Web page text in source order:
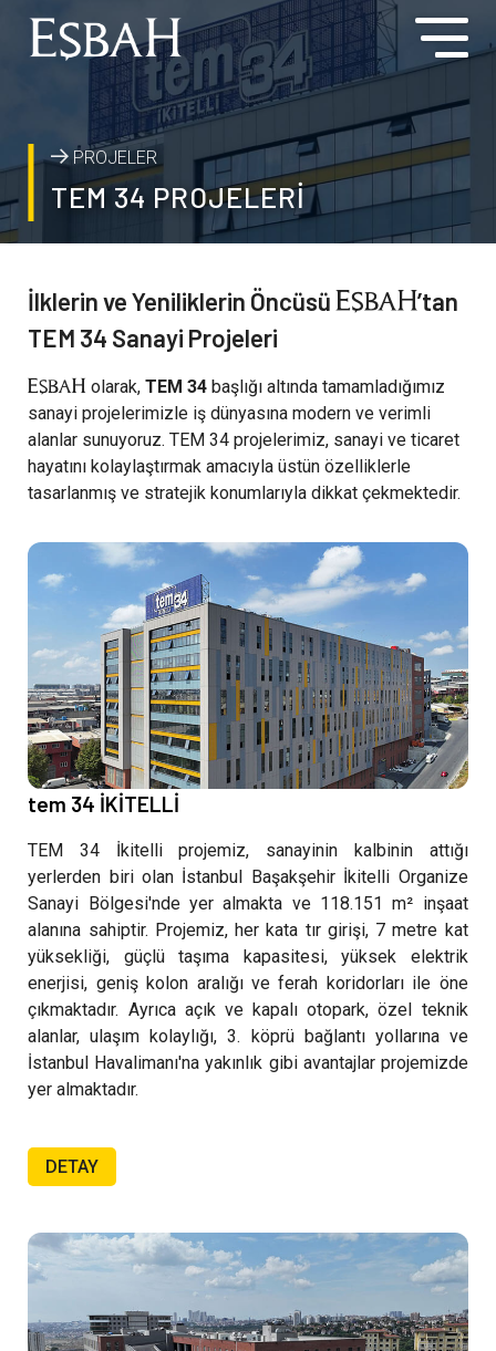
PROJELER
TEM 34 PROJELERİ
İlklerin ve Yeniliklerin Öncüsü
’tan
TEM 34 Sanayi Projeleri
olarak,TEM 34 başlığı altında tamamladığımız
sanayi projelerimizle iş dünyasına modern ve verimli
alanlar sunuyoruz. TEM 34 projelerimiz, sanayi ve ticaret
hayatını kolaylaştırmak amacıyla üstün özelliklerle
tasarlanmış ve stratejik konumlarıyla dikkat çekmektedir.
tem 34 İKİTELLİ
TEM 34 İkitelli projemiz, sanayinin kalbinin attığı
yerlerden biri olan İstanbul Başakşehir İkitelli Organize
Sanayi Bölgesi'nde yer almakta ve 118.151 m² inşaat
alanına sahiptir. Projemiz, her kata tır girişi, 7 metre kat
yüksekliği, güçlü taşıma kapasitesi, yüksek elektrik
enerjisi, geniş kolon aralığı ve ferah koridorları ile öne
çıkmaktadır. Ayrıca açık ve kapalı otopark, özel teknik
alanlar, ulaşım kolaylığı, 3. köprü bağlantı yollarına ve
İstanbul Havalimanı'na yakınlık gibi avantajlar projemizde
yer almaktadır.
DETAY